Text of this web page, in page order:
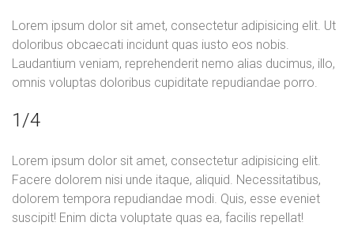
Lorem ipsum dolor sit amet, consectetur adipisicing elit. Ut
doloribus obcaecati incidunt quas iusto eos nobis.
Laudantium veniam, reprehenderit nemo alias ducimus, illo,
omnis voluptas doloribus cupiditate repudiandae porro.
1/4
Lorem ipsum dolor sit amet, consectetur adipisicing elit.
Facere dolorem nisi unde itaque, aliquid. Necessitatibus,
dolorem tempora repudiandae modi. Quis, esse eveniet
suscipit! Enim dicta voluptate quas ea, facilis repellat!